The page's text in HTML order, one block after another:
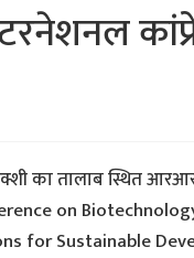
का तालाब स्थित
on
for Sustainable